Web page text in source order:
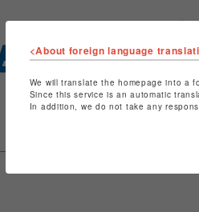
シ
店
特
シ
<About foreign language
We will translate the homepage into a
Since this service is an automatic
In addition, we do not take any